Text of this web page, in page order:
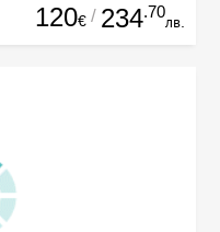
120€ / 234.70
лв.